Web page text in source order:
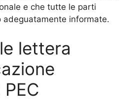
e che tutte le parti
adeguatamente informate.
lettera